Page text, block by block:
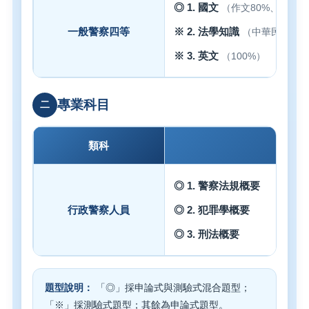
一般警察四等
◎ 1. 國文 （作文80%、測驗
※ 2. 法學知識 （中華民國憲
※ 3. 英文 （100%）
二 專業科目
類科
行政警察人員
◎ 1. 警察法規概要
◎ 2. 犯罪學概要
◎ 3. 刑法概要
題型說明：
「◎」採申論式與測驗式混合題型；
「※」採測驗式題型；其餘為申論式題型。